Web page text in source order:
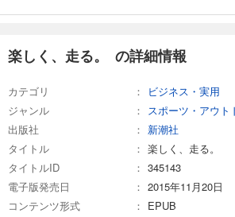
楽しく、走る。 の詳細情報
カテゴリ
ビジネス・実用
ジャンル
スポーツ・アウト
出版社
新潮社
タイトル
楽しく、走る。
タイトルID
345143
電子版発売日
2015年11月20日
コンテンツ形式
EPUB